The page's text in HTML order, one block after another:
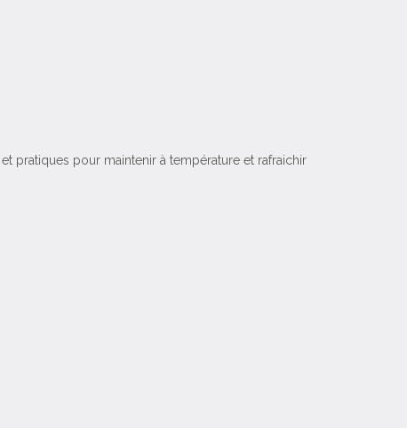
pratiques pour maintenir à température et rafraichir